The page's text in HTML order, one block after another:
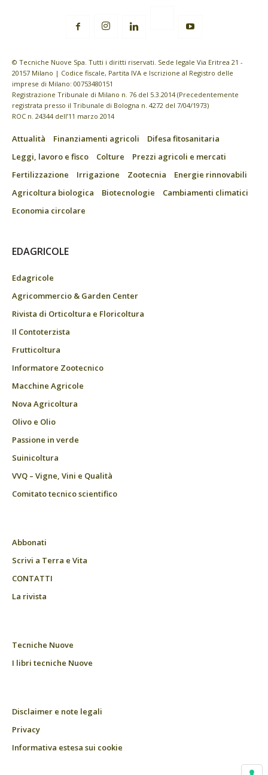
© Tecniche Nuove Spa. Tutti i diritti riservati. Sede legale Via Eritrea 21 -
20157 Milano | Codice fiscale, Partita IVA e Iscrizione al Registro delle
imprese di Milano: 00753480151
Registrazione Tribunale di Milano n. 76 del 5.3.2014 (Precedentemente
registrata presso il Tribunale di Bologna n. 4272 del 7/04/1973)
ROC n. 24344 dell’11 marzo 2014
Attualità Finanziamenti agricoli
Difesa fitosanitaria
Leggi, lavoro e fisco
Colture
Prezzi agricoli e mercati
Fertilizzazione
Irrigazione Zootecnia
Energie rinnovabili
Agricoltura biologica
Biotecnologie
Cambiamenti climatici
Economia circolare
EDAGRICOLE
Edagricole
Agricommercio & Garden Center
Rivista di Orticoltura e Floricoltura
Il Contoterzista
Frutticoltura
Informatore Zootecnico
Macchine Agricole
Nova Agricoltura
Olivo e Olio
Passione in verde
Suinicoltura
VVQ – Vigne, Vini e Qualità
Comitato tecnico scientifico
Abbonati
Scrivi a Terra e Vita
CONTATTI
La rivista
Tecniche Nuove
I libri tecniche Nuove
Disclaimer e note legali
Privacy
Informativa estesa sui cookie